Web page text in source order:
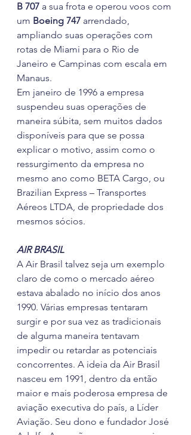
B 707 a sua frota e operou voos com
um Boeing 747 arrendado,
ampliando suas operações com
rotas de Miami para o Rio de
Janeiro e Campinas com escala em
Manaus.
Em janeiro de 1996 a empresa
suspendeu suas operações de
maneira súbita, sem muitos dados
disponíveis para que se possa
explicar o motivo, assim como o
ressurgimento da empresa no
mesmo ano como BETA Cargo, ou
Brazilian Express – Transportes
Aéreos LTDA, de propriedade dos
mesmos sócios.
AIR BRASIL
A Air Brasil talvez seja um exemplo
claro de como o mercado aéreo
estava abalado no início dos anos
1990. Várias empresas tentaram
surgir e por sua vez as tradicionais
de alguma maneira tentavam
impedir ou retardar as potenciais
concorrentes. A ideia da Air Brasil
nasceu em 1991, dentro da então
maior e mais poderosa empresa de
aviação executiva do país, a Líder
Aviação. Seu dono e fundador José